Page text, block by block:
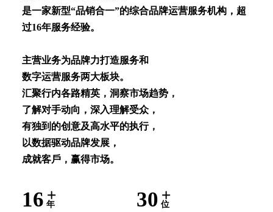
是⼀家新型“品销合⼀”的综合品牌运营服务机构，超
过16年服务经验。
主营业务为品牌⼒打造服务和
数字运营服务两⼤板块。
汇聚⾏内各路精英，洞察市场趋势，
了解对⼿动向，深⼊理解受众，
有独到的创意及⾼⽔平的执⾏，
以数据驱动品牌发展，
成就客⼾，赢得市场。
16 年 30 位